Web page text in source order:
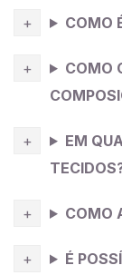
COMO
COMO
EM
COMO
É